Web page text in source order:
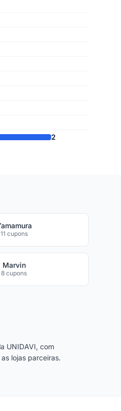
2
11 cupons
Marvin
8 cupons
UNIDAVI, com
lojas parceiras.